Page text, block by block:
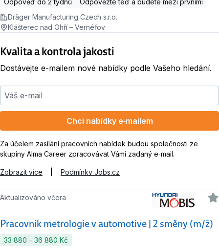
Odpověď do 2 týdnů
Odpovězte teď a budete mezi prvními
Dräger Manufacturing Czech s.r.o.
Klášterec nad Ohří – Vernéřov
Kvalita a kontrola jakosti
Dostávejte e-mailem nové nabídky podle Vašeho hledání.
Váš e-mail
Chci nabídky e‑mailem
Za účelem zasílání pracovních nabídek budou společnosti ze
skupiny Alma Career zpracovávat Vámi zadaný e‑mail.
Zobrazit více Podmínky Jobs.cz
Pracovník metrologie v automotive | 2 směny (m/ž)
Aktualizováno včera
33 880 ‍–‍ 36 880 Kč